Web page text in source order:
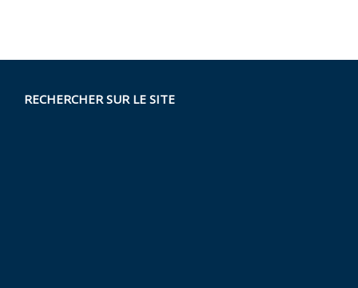
RECHERCHER SUR LE SITE